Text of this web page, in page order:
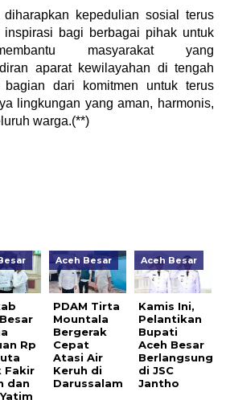
kepedulian sosial terus
bagi berbagai pihak untuk
masyarakat yang
aparat kewilayahan di tengah
bagian dari komitmen untuk terus
lingkungan yang aman, harmonis,
warga.(**)
Rp
Fakir
dan
Aceh Besar
PDAM Tirta
Mountala
Bergerak
Cepat
Atasi Air
Keruh di
Darussalam
Aceh Besar
Kamis Ini,
Pelantikan
Bupati
Aceh Besar
Berlangsung
di JSC
Jantho